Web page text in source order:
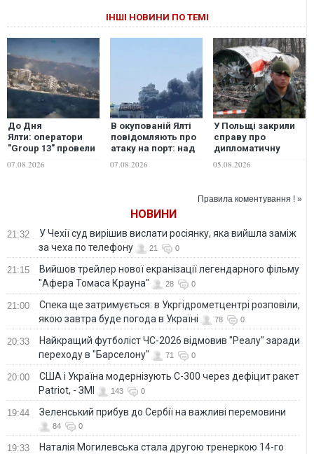
ІНШІ НОВИНИ ПО ТЕМІ
До Дня
Ялти: оператори
"Group 13" провели
біля південного
07.08.2026
В окупованій Ялті
повідомляють про
атаку на порт: над
чорного диму.
07.08.2026
У Польщі закрили
справу про
дипломатичну
Смоленською
05.08.2026
Правила коментування ! »
НОВИНИ
21:32
У Чехії суд вирішив вислати росіянку, яка вийшла заміж
за чеха по телефону
21 0
21:15
Вийшов трейлер нової екранізації легендарного фільму
"Афера Томаса Крауна"
28 0
21:00
Спека ще затримується: в Укргідрометцентрі розповіли,
якою завтра буде погода в Україні
78 0
20:33
Найкращий футболіст ЧС-2026 відмовив "Реалу" заради
переходу в "Барселону"
71 0
20:00
США і Україна модернізують С-300 через дефіцит ракет
Patriot, - ЗМІ
143 0
19:44 Зеленський прибув до Сербії на важливі перемовини
84 0
19:33
Наталія Могилевська стала другою тренеркою 14-го